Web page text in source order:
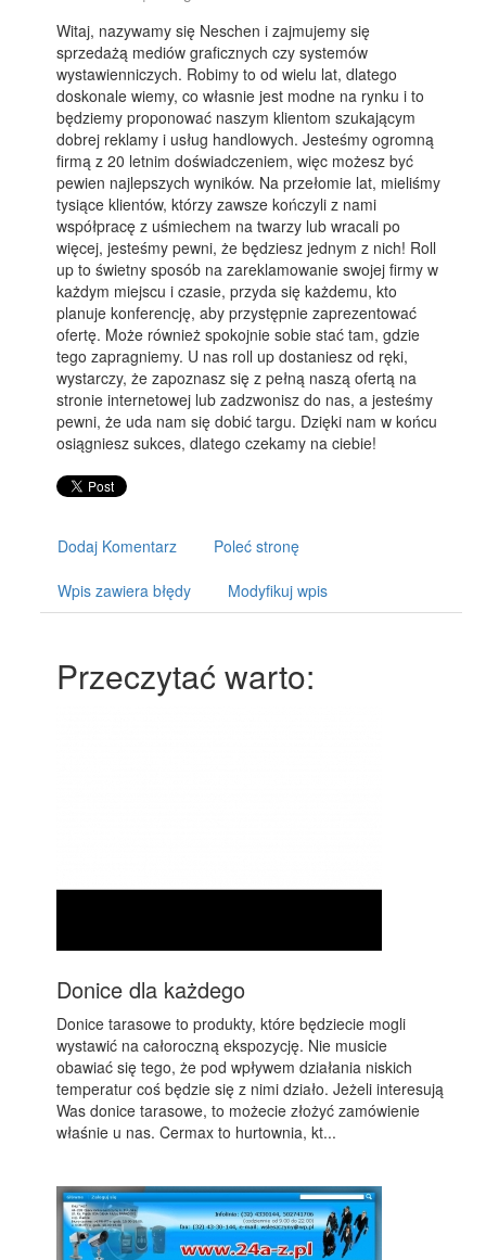
Witaj, nazywamy się Neschen i zajmujemy się
sprzedażą mediów graficznych czy systemów
wystawienniczych. Robimy to od wielu lat, dlatego
doskonale wiemy, co własnie jest modne na rynku i to
będziemy proponować naszym klientom szukającym
dobrej reklamy i usług handlowych. Jesteśmy ogromną
firmą z 20 letnim doświadczeniem, więc możesz być
pewien najlepszych wyników. Na przełomie lat, mieliśmy
tysiące klientów, którzy zawsze kończyli z nami
współpracę z uśmiechem na twarzy lub wracali po
więcej, jesteśmy pewni, że będziesz jednym z nich! Roll
up to świetny sposób na zareklamowanie swojej firmy w
każdym miejscu i czasie, przyda się każdemu, kto
planuje konferencję, aby przystępnie zaprezentować
ofertę. Może również spokojnie sobie stać tam, gdzie
tego zapragniemy. U nas roll up dostaniesz od ręki,
wystarczy, że zapoznasz się z pełną naszą ofertą na
stronie internetowej lub zadzwonisz do nas, a jesteśmy
pewni, że uda nam się dobić targu. Dzięki nam w końcu
osiągniesz sukces, dlatego czekamy na ciebie!
Dodaj Komentarz Poleć stronę
Wpis zawiera błędy Modyfikuj wpis
Przeczytać warto:
Donice dla każdego
Donice tarasowe to produkty, które będziecie mogli
wystawić na całoroczną ekspozycję. Nie musicie
obawiać się tego, że pod wpływem działania niskich
temperatur coś będzie się z nimi działo. Jeżeli interesują
Was donice tarasowe, to możecie złożyć zamówienie
właśnie u nas. Cermax to hurtownia, kt...